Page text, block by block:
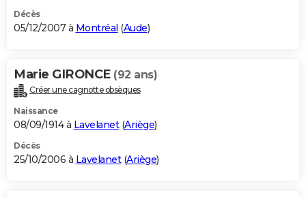
Décès
05/12/2007 à Montréal (Aude)
Marie GIRONCE (92 ans)
Créer une cagnotte obsèques
Naissance
08/09/1914 à Lavelanet(Ariège)
Décès
25/10/2006 à Lavelanet(Ariège)